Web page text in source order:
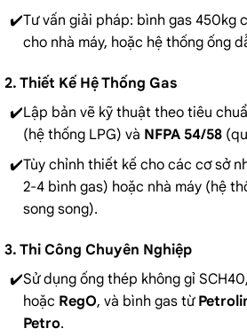
Tư vấn giải pháp: bình gas 450kg
cho nhà máy, hoặc hệ thống ống
2. Thiết Kế Hệ Thống Gas
Lập bản vẽ kỹ thuật theo tiêu
(hệ thống LPG) và NFPA 54/58
Tùy chỉnh thiết kế cho các cơ sở
2-4 bình gas) hoặc nhà máy (hệ
song song).
3. Thi Công Chuyên Nghiệp
Sử dụng ống thép không gỉ
hoặc RegO, và bình gas từ
Petro.